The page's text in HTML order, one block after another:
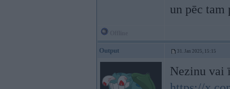
un pēc tam
Output 31. Jan 2025, 15:15
Nezinu vai